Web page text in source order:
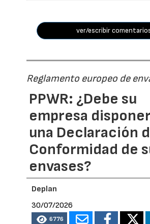
ver/escribir
Reglamento europeo de
PPWR: ¿Debe su
empresa
una Declaración
Conformidad de
envases?
Deplan
30/07/2026
6776